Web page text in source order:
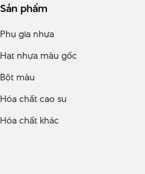
Sản phẩm
Phụ gia nhựa
Hạt nhựa màu gốc
Bột màu
Hóa chất cao su
Hóa chất khác